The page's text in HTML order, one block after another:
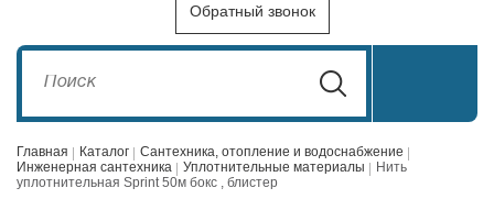
Обратный звонок
Главная Каталог
Сантехника, отопление и водоснабжение
Инженерная сантехника
Уплотнительные материалы
Нить
уплотнительная Sprint 50м бокс , блистер